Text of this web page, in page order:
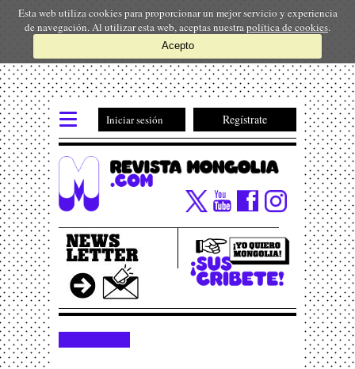
Esta web utiliza cookies para proporcionar un mejor servicio y experiencia
de navegación. Al utilizar esta web, aceptas nuestra política de cookies.
Acepto
Iniciar sesión Regístrate